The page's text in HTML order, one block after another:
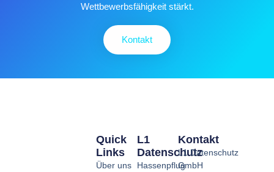
Wettbewerbsfähigkeit stärkt.
Kontakt
L1
Datenschutz
Hassenpflug
Quick
Links
Über uns
Kontakt
L1 Datenschutz
GmbH